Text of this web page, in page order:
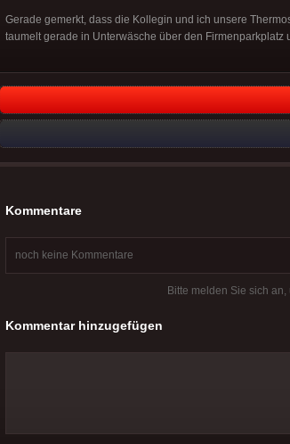
Gerade gemerkt, dass die Kollegin und ich unsere
taumelt gerade in Unterwäsche über den Firmenparkplatz
Kommentare
noch keine Kommentare
Bitte melden Sie sich
Kommentar hinzugefügen